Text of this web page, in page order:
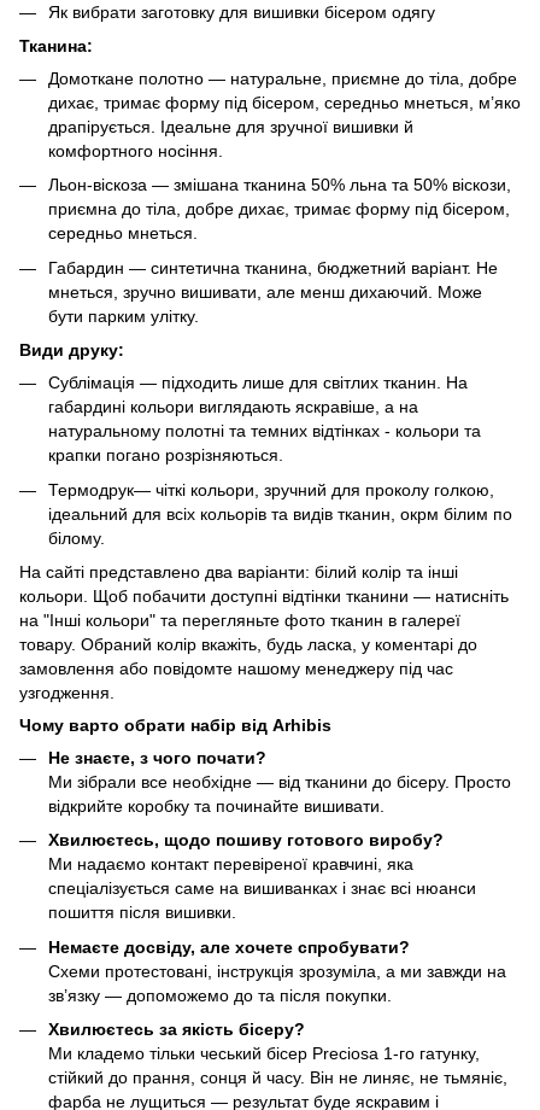
Як вибрати заготовку для вишивки бісером одягу
Тканина:
Домоткане полотно — натуральне, приємне до тіла, добре
дихає, тримає форму під бісером, середньо мнеться, м’яко
драпірується. Ідеальне для зручної вишивки й
комфортного носіння.
Льон-віскоза — змішана тканина 50% льна та 50% віскози,
приємна до тіла, добре дихає, тримає форму під бісером,
середньо мнеться.
Габардин — синтетична тканина, бюджетний варіант. Не
мнеться, зручно вишивати, але менш дихаючий. Може
бути парким улітку.
Види друку:
Сублімація — підходить лише для світлих тканин. На
габардині кольори виглядають яскравіше, а на
натуральному полотні та темних відтінках - кольори та
крапки погано розрізняються.
Термодрук— чіткі кольори, зручний для проколу голкою,
ідеальний для всіх кольорів та видів тканин, окрм білим по
білому.
На сайті представлено два варіанти: білий колір та інші
кольори. Щоб побачити доступні відтінки тканини — натисніть
на "Інші кольори" та перегляньте фото тканин в галереї
товару. Обраний колір вкажіть, будь ласка, у коментарі до
замовлення або повідомте нашому менеджеру під час
узгодження.
Чому варто обрати набір від Arhibis
Не знаєте, з чого почати?
Ми зібрали все необхідне — від тканини до бісеру. Просто
відкрийте коробку та починайте вишивати.
Хвилюєтесь, щодо пошиву готового виробу?
Ми надаємо контакт перевіреної кравчині, яка
спеціалізується саме на вишиванках і знає всі нюанси
пошиття після вишивки.
Немаєте досвіду, але хочете спробувати?
Схеми протестовані, інструкція зрозуміла, а ми завжди на
зв’язку — допоможемо до та після покупки.
Хвилюєтесь за якість бісеру?
Ми кладемо тільки чеський бісер Preciosa 1-го гатунку,
стійкий до прання, сонця й часу. Він не линяє, не тьмяніє,
фарба не лущиться — результат буде яскравим і